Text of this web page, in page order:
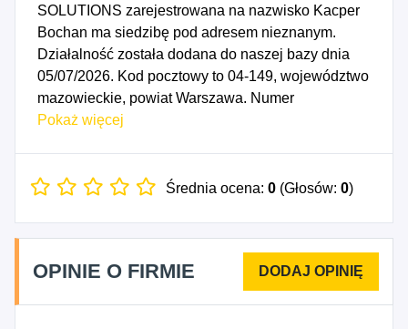
SOLUTIONS zarejestrowana na nazwisko Kacper
Bochan ma siedzibę pod adresem nieznanym.
Działalność została dodana do naszej bazy dnia
05/07/2026. Kod pocztowy to 04-149, województwo
mazowieckie, powiat Warszawa. Numer
Identyfikacji Podatkowej NIP to 1133204972, a
rozpoczęcia działalności gospodarczej przypada
6220B - Pozostała działalność związana z
doradztwem w zakresie informatyki oraz
zarządzaniem urządzeniami informatycznymi.
Pokaż więcej
Średnia ocena: 0 (Głosów: 0)
OPINIE O FIRMIE